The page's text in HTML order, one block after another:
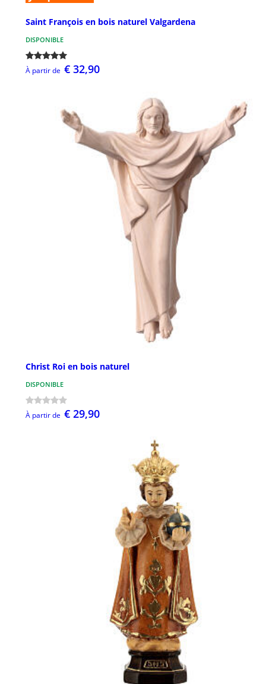
Saint François en bois naturel Valgardena
DISPONIBLE
À partir de € 32,90
Christ Roi en bois naturel
DISPONIBLE
À partir de € 29,90